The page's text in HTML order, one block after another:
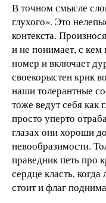
В точном смысле
глухого». Это
контекста.
и не понимает, с кем
номер и включает
своекорыстен крик
наши толерантные
тоже ведут себя как
просто уперто
глазах они хороши
невообразимости.
праведник петь про
сердце класть,
стоит и флаг